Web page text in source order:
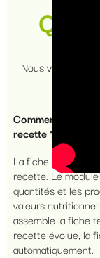
Nous vous
Comment
recette ?
La fiche
recette. Le
quantités et les
valeurs
assemble la fiche
recette évolue, la
automatiquement.